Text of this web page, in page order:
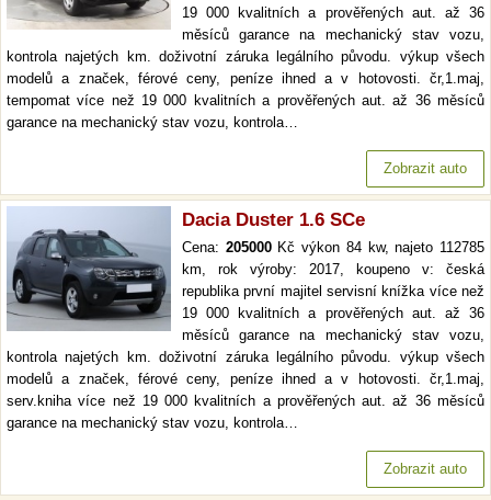
19 000 kvalitních a prověřených aut. až 36
měsíců garance na mechanický stav vozu,
kontrola najetých km. doživotní záruka legálního původu. výkup všech
modelů a značek, férové ceny, peníze ihned a v hotovosti. čr,1.maj,
tempomat více než 19 000 kvalitních a prověřených aut. až 36 měsíců
garance na mechanický stav vozu, kontrola…
Zobrazit auto
Dacia Duster 1.6 SCe
Cena: 205000Kč výkon 84 kw, najeto 112785
km, rok výroby: 2017, koupeno v: česká
republika první majitel servisní knížka více než
19 000 kvalitních a prověřených aut. až 36
měsíců garance na mechanický stav vozu,
kontrola najetých km. doživotní záruka legálního původu. výkup všech
modelů a značek, férové ceny, peníze ihned a v hotovosti. čr,1.maj,
serv.kniha více než 19 000 kvalitních a prověřených aut. až 36 měsíců
garance na mechanický stav vozu, kontrola…
Zobrazit auto